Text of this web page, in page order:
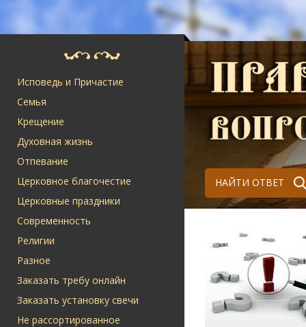
Исповедь и Причастие
Семья
Крещение
Духовная жизнь
Отпевание
Церковное благочестие
Церковные праздники
Современность
Религии
Разное
Заказать требу онлайн
Заказать установку свечи
Не рассортированное
НАЙТИ ОТВЕТ